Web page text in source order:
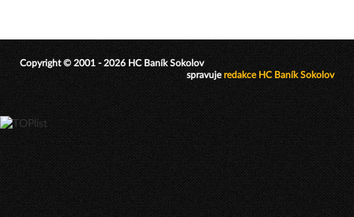
Copyright © 2001 - 2026 HC Baník Sokolov
spravujeredakce HC Baník Sokolov